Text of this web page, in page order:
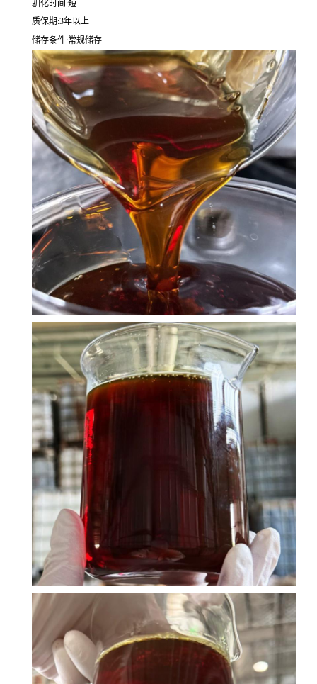
驯化时间:短
质保期:3年以上
储存条件:常规储存